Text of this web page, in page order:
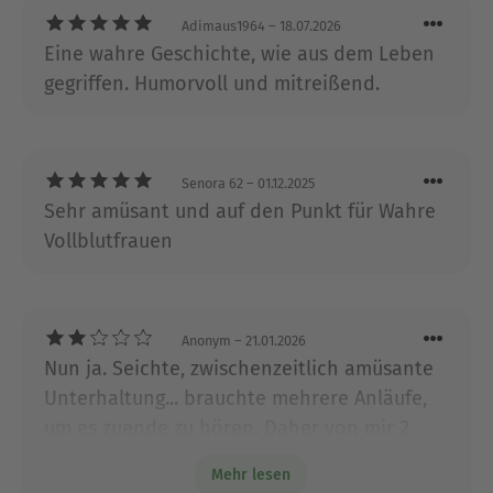
Tochter auf einem kleinen Bauernhof im Allgäu.
Weihnachten war schon immer ihre
Lieblingsjahreszeit: ein Fest der ganz großen
Besuchen Sie die Autorin auch auf: aufbau-
verlage.de/ellen-berg.
Adimaus1964 – 18.07.2026
Eine wahre Geschichte, wie aus dem Leben
gegriffen. Humorvoll und mitreißend.
Senora 62 – 01.12.2025
Sehr amüsant und auf den Punkt für Wahre
Vollblutfrauen
Anonym – 21.01.2026
Nun ja. Seichte, zwischenzeitlich amüsante
Unterhaltung... brauchte mehrere Anläufe,
Mehr lesen